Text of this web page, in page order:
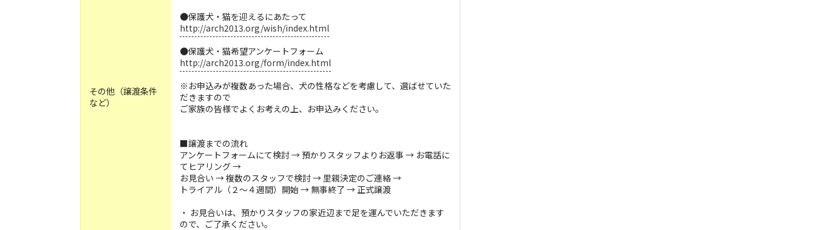
その他（譲渡条件
など）
●保護犬・猫を迎えるにあたって
http://arch2013.org/wish/index.html
●保護犬・猫希望アンケートフォーム
http://arch2013.org/form/index.html
※お申込みが複数あった場合、犬の性格などを考慮して、選ばせていた
だきますので
ご家族の皆様でよくお考えの上、お申込みください。
■譲渡までの流れ
アンケートフォームにて検討 → 預かりスタッフよりお返事 → お電話に
てヒアリング →
お見合い → 複数のスタッフで検討 → 里親決定のご連絡 →
トライアル（２〜４週間）開始 → 無事終了 → 正式譲渡
・ お見合いは、預かりスタッフの家近辺まで足を運んでいただきます
ので、ご了承ください。